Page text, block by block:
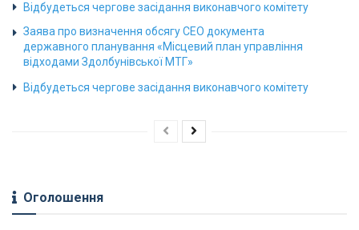
Відбудеться чергове засідання виконавчого комітету
Заява про визначення обсягу СЕО документа
державного планування «Місцевий план управління
відходами Здолбунівської МТГ»
Відбудеться чергове засідання виконавчого комітету
Оголошення